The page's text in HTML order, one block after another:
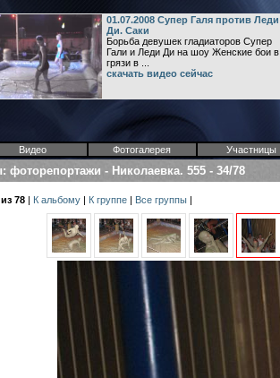
01.07.2008 Супер Галя против Леди
Ди. Саки
Борьба девушек гладиаторов Супер
Гали и Леди Ди на шоу Женские бои в
грязи в ...
скачать видео сейчас
Видео Фотогалерея Участницы
: фоторепортажи - Николаевка. 555 - 34/78
78 | К альбому | К группе | Все группы |